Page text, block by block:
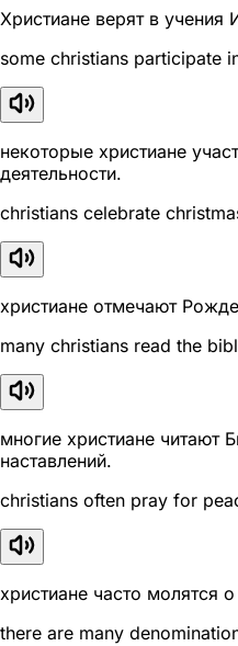
Христиане верят в учения
some christians participate
некоторые христиане
деятельности.
christians celebrate
христиане отмечают
many christians read the
многие христиане читают
наставлений.
christians often pray for
христиане часто молятся
there are many